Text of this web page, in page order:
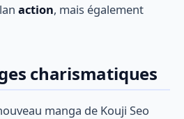
action, mais également
charismatiques
manga de Kouji Seo